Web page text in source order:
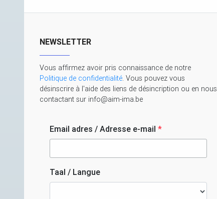
NEWSLETTER
Vous affirmez avoir pris connaissance de notre
Politique de confidentialité. Vous pouvez vous
désinscrire à l'aide des liens de désincription ou en nous
contactant sur info@aim-ima.be
Email adres / Adresse e-mail *
Taal / Langue